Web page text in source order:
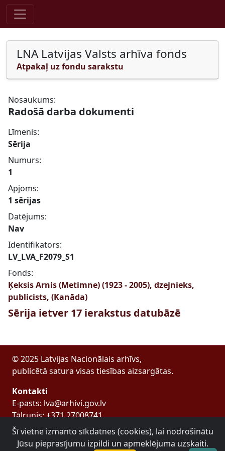
Pāriet uz saturu
LNA Latvijas Valsts arhīva fonds
Atpakaļ uz fondu sarakstu
Nosaukums:
Radošā darba dokumenti
Līmenis:
Sērija
Numurs:
1
Apjoms:
1 sērijas
Datējums:
Nav
Identifikators:
LV_LVA_F2079_S1
Fonds:
Ķeksis Arnis (Metimne) (1923 - 2005), dzejnieks,
publicists, (Kanāda)
Sērija ietver 17 ierakstus datubāzē
© 2025 Latvijas Nacionālais arhīvs,
publicētā satura visas tiesības aizsargātas.
Kontakti
E-pasts: lva@arhivi.gov.lv
Tālrunis: +371 27008741
Bezdelīgu 1A, Rīga
Latvijas Valsts arhīvs
Šī vietne izmanto sīkdatnes (cookies), lai nodrošinātu
Jūsu pieprasījumu izpildi un apmeklējuma uzskaiti.